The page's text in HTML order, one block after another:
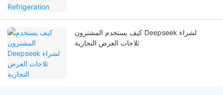
كيف يستخدم المشترون Deepseek لشراء
ثلاجات العرض التجارية